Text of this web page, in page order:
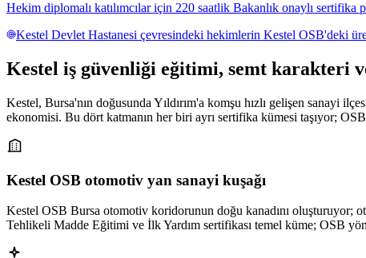
Hekim diplomalı katılımcılar için 220 saatlik Bakanlık onaylı sertifika
Kestel Devlet Hastanesi çevresindeki hekimlerin Kestel OSB'deki
Kestel iş güvenliği eğitimi, semt karakteri
Kestel, Bursa'nın doğusunda Yıldırım'a komşu hızlı gelişen sanayi
ekonomisi. Bu dört katmanın her biri ayrı sertifika kümesi taşıyor;
Kestel OSB otomotiv yan sanayi kuşağı
Kestel OSB Bursa otomotiv koridorunun doğu kanadını oluşturuyor;
Tehlikeli Madde Eğitimi ve İlk Yardım sertifikası temel küme; OSB